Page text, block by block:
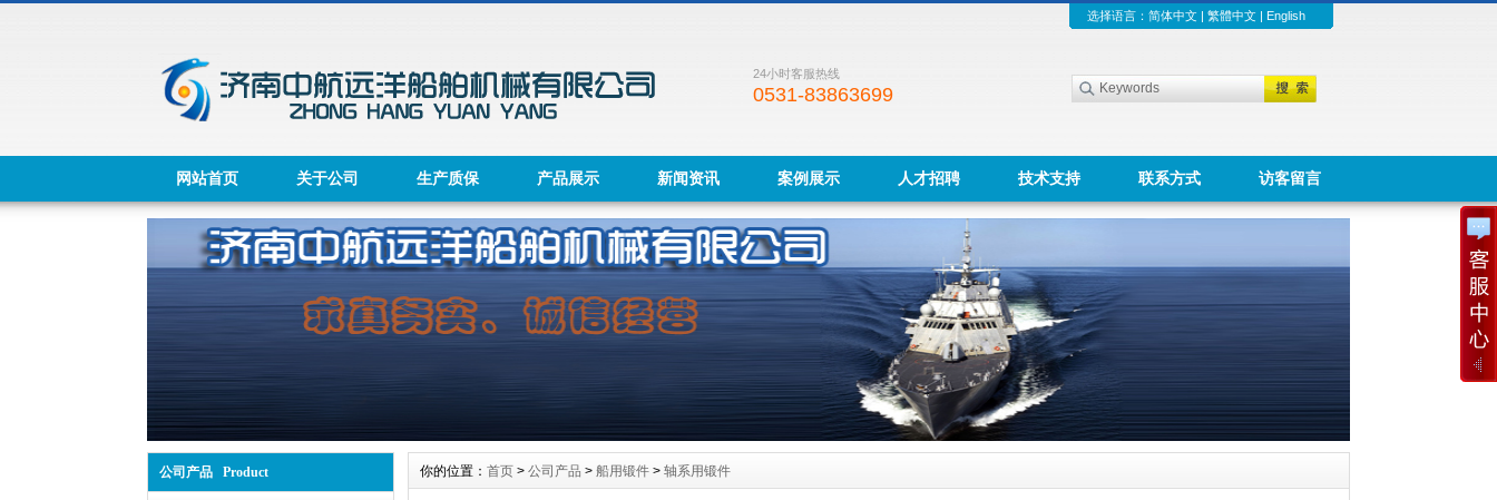
选择语言： 简体中文| 繁體中文| English
24小时客服热线
0531-83863699
网站首页 关于公司 生产质保 产品展示 新闻资讯 案例展示 人才招聘 技术支持 联系方式 访客留言
公司产品 Product 你的位置： 首页 > 公司产品 > 船用锻件 > 轴系用锻件